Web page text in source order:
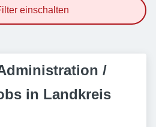
einschalten
/
in Landkreis